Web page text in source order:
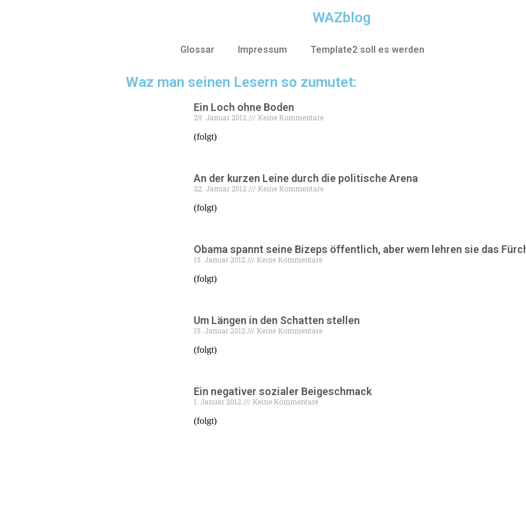
WAZblog
Glossar Impressum Template2 soll es werden
Waz man seinen Lesern so zumutet:
Ein Loch ohne Boden
29. Januar 2012 Keine Kommentare
(folgt)
An der kurzen Leine durch die politische Arena
22. Januar 2012 Keine Kommentare
(folgt)
Obama spannt seine Bizeps öffentlich, aber wem lehren sie das
15. Januar 2012 Keine Kommentare
(folgt)
Um Längen in den Schatten stellen
15. Januar 2012 Keine Kommentare
(folgt)
Ein negativer sozialer Beigeschmack
1. Januar 2012 Keine Kommentare
(folgt)